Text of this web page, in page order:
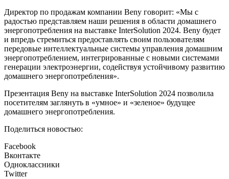
Директор по продажам компании Beny говорит: «Мы с
радостью представляем наши решения в области домашнего
энергопотребления на выставке InterSolution 2024. Beny будет
и впредь стремиться предоставлять своим пользователям
передовые интеллектуальные системы управления домашним
энергопотреблением, интегрированные с новыми системами
генерации электроэнергии, содействуя устойчивому развитию
домашнего энергопотребления».
Презентация Beny на выставке InterSolution 2024 позволила
посетителям заглянуть в «умное» и «зеленое» будущее
домашнего энергопотребления.
Поделиться новостью:
Facebook
Вконтакте
Одноклассники
Twitter